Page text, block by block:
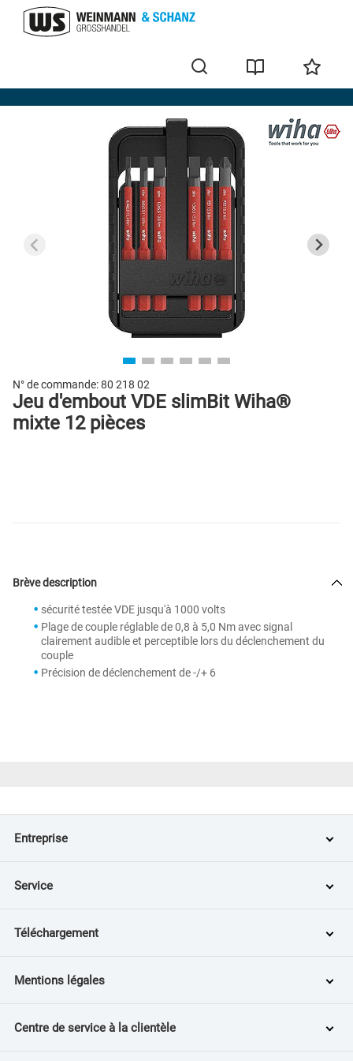
Kit d´embouts
N° de commande:80 218 02
Jeu d'embout VDE slimBit Wiha®
mixte 12 pièces
Brève description
sécurité testée VDE jusqu'à 1000 volts
Plage de couple réglable de 0,8 à 5,0 Nm avec signal
clairement audible et perceptible lors du déclenchement du
couple
Précision de déclenchement de -/+ 6
Entreprise
Service
Téléchargement
Mentions légales
Centre de service à la clientèle